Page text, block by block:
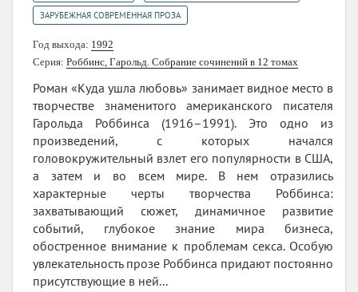
ЗАРУБЕЖНАЯ СОВРЕМЕННАЯ ПРОЗА
Год выхода: 1992
Серия: Роббинс, Гарольд. Собрание сочинений в 12 томах
Роман «Куда ушла любовь» занимает видное место в
творчестве знаменитого американского писателя
Гарольда Роббинса (1916–1991). Это одно из
произведений, с которых начался
головокружительный взлет его популярности в США,
а затем и во всем мире. В нем отразились
характерные черты творчества Роббинса:
захватывающий сюжет, динамичное развитие
событий, глубокое знание мира бизнеса,
обостренное внимание к проблемам секса. Особую
увлекательность прозе Роббинса придают постоянно
присутствующие в ней...